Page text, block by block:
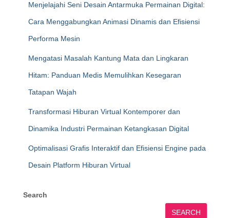
Menjelajahi Seni Desain Antarmuka Permainan Digital:
Cara Menggabungkan Animasi Dinamis dan Efisiensi
Performa Mesin
Mengatasi Masalah Kantung Mata dan Lingkaran
Hitam: Panduan Medis Memulihkan Kesegaran
Tatapan Wajah
Transformasi Hiburan Virtual Kontemporer dan
Dinamika Industri Permainan Ketangkasan Digital
Optimalisasi Grafis Interaktif dan Efisiensi Engine pada
Desain Platform Hiburan Virtual
Search
SEARCH